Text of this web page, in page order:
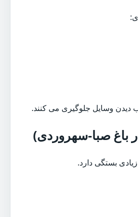
دیدن وسایل جلوگیری می کنند.
باغ صبا-سهروردی)
بستگی دارد.